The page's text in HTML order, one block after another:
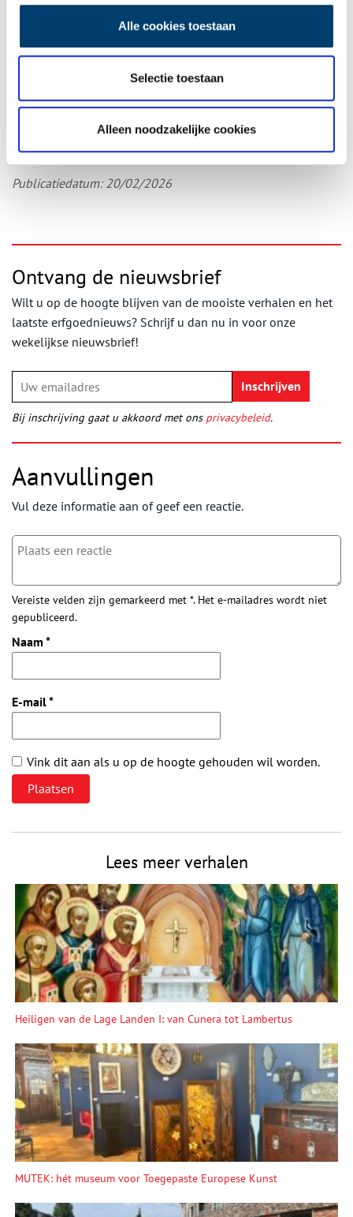
Alle cookies toestaan
Selectie toestaan
Alleen noodzakelijke cookies
Bron:Kasteel Radboud
Publicatiedatum: 20/02/2026
Ontvang de nieuwsbrief
Wilt u op de hoogte blijven van de mooiste verhalen en het
laatste erfgoednieuws? Schrijf u dan nu in voor onze
wekelijkse nieuwsbrief!
Bij inschrijving gaat u akkoord met ons privacybeleid.
Aanvullingen
Vul deze informatie aan of geef een reactie.
Vereiste velden zijn gemarkeerd met *. Het e-mailadres wordt niet
gepubliceerd.
Naam *
E-mail*
Vink dit aan als u op de hoogte gehouden wil worden.
Lees meer verhalen
Heiligen van de Lage Landen I: van Cunera tot Lambertus
MUTEK: hét museum voor Toegepaste Europese Kunst